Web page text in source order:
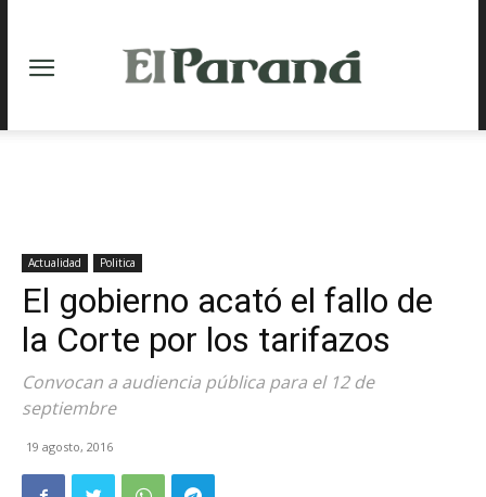
Actualidad Politica
El gobierno acató el fallo de
la Corte por los tarifazos
Convocan a audiencia pública para el 12 de
septiembre
19 agosto, 2016